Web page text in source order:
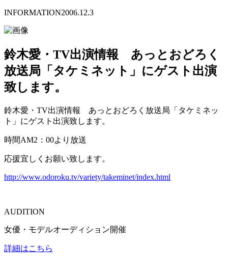
INFORMATION2006.12.3
鈴木愛・TV出演情報 あっとおどろく
放送局「タケミネット」にゲスト出演
致します。
鈴木愛・TV出演情報 あっとおどろく放送局「タケミネッ
ト」にゲスト出演致します。
時間AM2：00より放送
応援宜しくお願い致します。
http://www.odoroku.tv/variety/takeminet/index.html
AUDITION
女優・モデルオーディション開催
詳細はこちら